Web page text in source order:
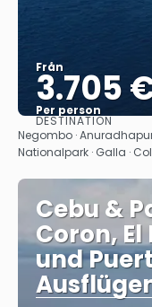
Från
3.705
Per person
DESTINATION
Negombo ·
Nationalpark · Galla ·
Cebu &
Coron,
und